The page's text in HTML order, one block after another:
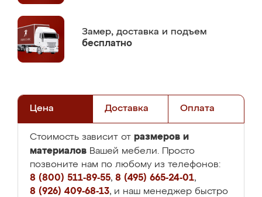
Замер, доставка и подъем
бесплатно
Цена Доставка Оплата
Стоимость зависит от размеров и
материалов Вашей мебели. Просто
позвоните нам по любому из телефонов:
8 (800) 511-89-55, 8 (495) 665-24-01,
8 (926) 409-68-13, и наш менеджер быстро